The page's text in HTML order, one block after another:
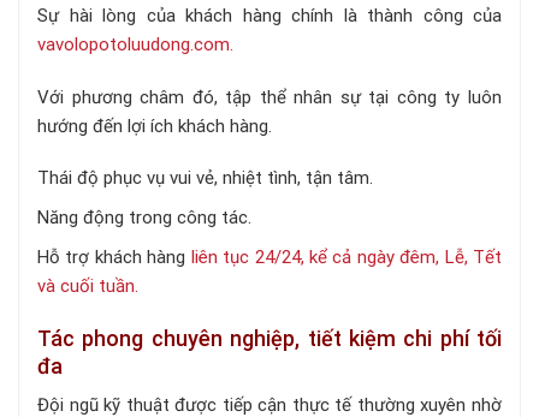
Sự hài lòng của khách hàng chính là thành công của
vavolopotoluudong.com.
Với phương châm đó, tập thể nhân sự tại công ty luôn
hướng đến lợi ích khách hàng.
Thái độ phục vụ vui vẻ, nhiệt tình, tận tâm.
Năng động trong công tác.
Hỗ trợ khách hàng liên tục 24/24, kể cả ngày đêm, Lễ, Tết
và cuối tuần.
Tác phong chuyên nghiệp, tiết kiệm chi phí tối
đa
Đội ngũ kỹ thuật được tiếp cận thực tế thường xuyên nhờ